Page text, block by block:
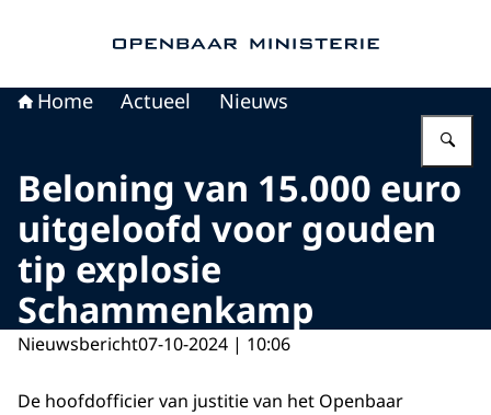
Home Actueel Nieuws
Beloning van 15.000 euro
uitgeloofd voor gouden
tip explosie
Schammenkamp
Nieuwsbericht07-10-2024 | 10:06
De hoofdofficier van justitie van het Openbaar